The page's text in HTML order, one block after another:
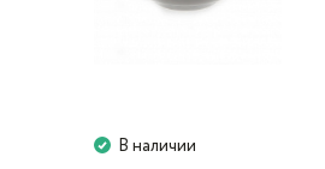
В наличии